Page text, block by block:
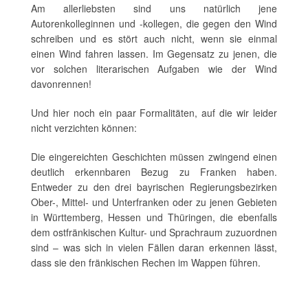
Am allerliebsten sind uns natürlich jene
Autorenkolleginnen und -kollegen, die gegen den Wind
schreiben und es stört auch nicht, wenn sie einmal
einen Wind fahren lassen. Im Gegensatz zu jenen, die
vor solchen literarischen Aufgaben wie der Wind
davonrennen!
Und hier noch ein paar Formalitäten, auf die wir leider
nicht verzichten können:
Die eingereichten Geschichten müssen zwingend einen
deutlich erkennbaren Bezug zu Franken haben.
Entweder zu den drei bayrischen Regierungsbezirken
Ober-, Mittel- und Unterfranken oder zu jenen Gebieten
in Württemberg, Hessen und Thüringen, die ebenfalls
dem ostfränkischen Kultur- und Sprachraum zuzuordnen
sind – was sich in vielen Fällen daran erkennen lässt,
dass sie den fränkischen Rechen im Wappen führen.